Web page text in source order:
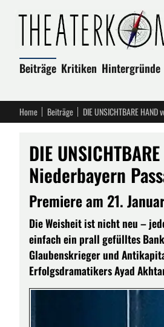
Beiträge Kritiken Hintergründe
Home Beiträge DIE UNSICHTBARE
DIE
Niederbayern
Premiere am 21.
Die Weisheit ist nicht neu –
einfach ein prall gefülltes
Glaubenskrieger und
Erfolgsdramatikers Ayad